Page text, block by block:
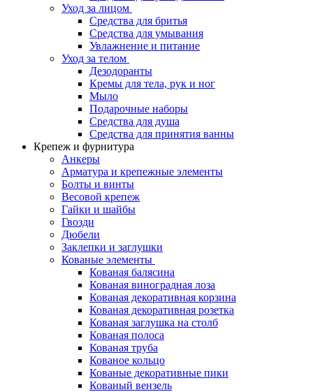
Уход за лицом
Средства для бритья
Средства для умывания
Увлажнение и питание
Уход за телом
Дезодоранты
Кремы для тела, рук и ног
Мыло
Подарочные наборы
Средства для душа
Средства для принятия ванны
Крепеж и фурнитура
Анкеры
Арматура и крепежные элементы
Болты и винты
Весовой крепеж
Гайки и шайбы
Гвозди
Дюбели
Заклепки и заглушки
Кованые элементы
Кованая балясина
Кованая виноградная лоза
Кованая декоративная корзина
Кованая декоративная розетка
Кованая заглушка на столб
Кованая полоса
Кованая труба
Кованое кольцо
Кованые декоративные пики
Кованый вензель